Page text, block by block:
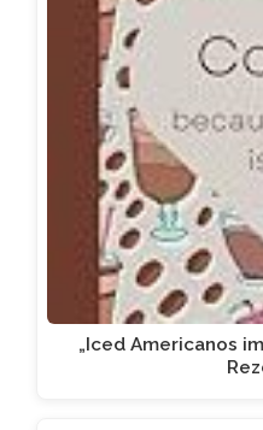
„Iced Americanos